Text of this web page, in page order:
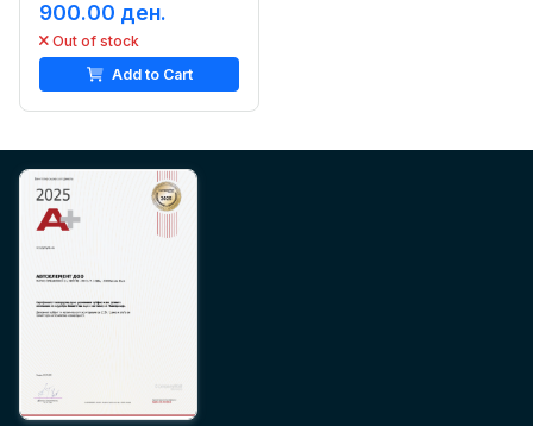
900.00 ден.
Out of stock
Add to Cart